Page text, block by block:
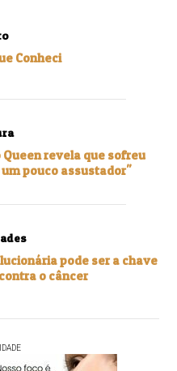
Conheci
revela que sofreu
pouco assustador"
pode ser a chave
o câncer